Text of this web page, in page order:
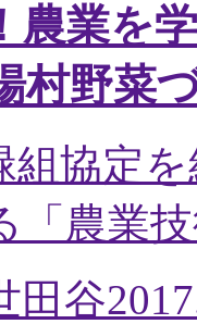
農業を
村野菜
組協定
「農業
田谷